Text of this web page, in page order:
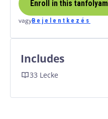
Enroll in this tanfolyam
vagyBejelentkezés
Includes
33 Lecke